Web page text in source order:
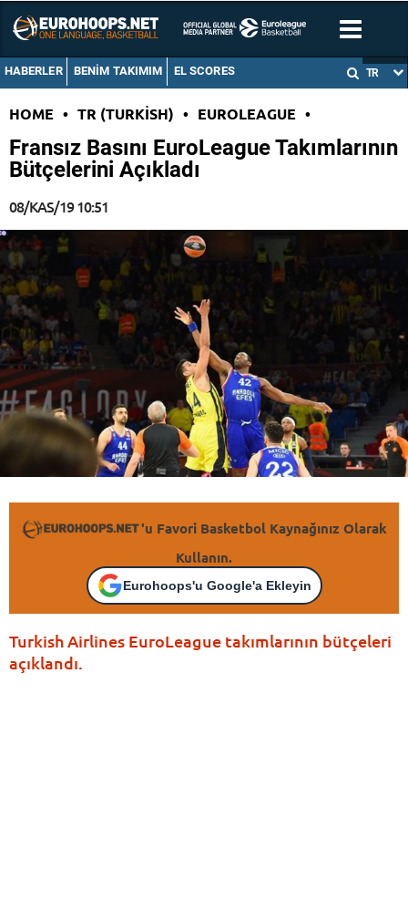
HABERLER BENIM TAKIMIM EL SCORES TR
HOME • TR (TURKISH) • EUROLEAGUE •
Fransız Basını EuroLeague Takımlarının
Bütçelerini Açıkladı
08/KAS/19 10:51
'u Favori Basketbol Kaynağınız Olarak
Kullanın.
Eurohoops'u Google'a Ekleyin
Turkish Airlines EuroLeague takımlarının bütçeleri
açıklandı.